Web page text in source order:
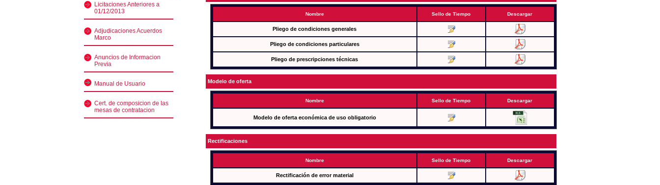
Licitaciones Anteriores a
01/12/2013
Adjudicaciones Acuerdos
Marco
Anuncios de Informacion
Previa
Manual de Usuario
Cert. de composicion de las
mesas de contratacion
Nombre Sello de Tiempo Descargar
Pliego de condiciones generales
Pliego de condiciones particulares
Pliego de prescripciones técnicas
Modelo de oferta
Nombre Sello de Tiempo Descargar
Modelo de oferta económica de uso obligatorio
Rectificaciones
Nombre Sello de Tiempo Descargar
Rectificación de error material